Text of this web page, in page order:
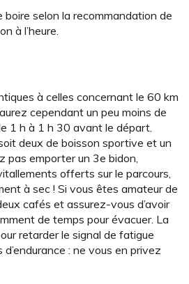
boire selon la recommandation de
à l’heure.
à celles concernant le 60 km
cependant un peu moins de
1 h à 1 h 30 avant le départ.
deux de boisson sportive et un
pas emporter un 3e bidon,
offerts sur le parcours,
à sec ! Si vous êtes amateur de
cafés et assurez-vous d’avoir
de temps pour évacuer. La
retarder le signal de fatigue
: ne vous en privez